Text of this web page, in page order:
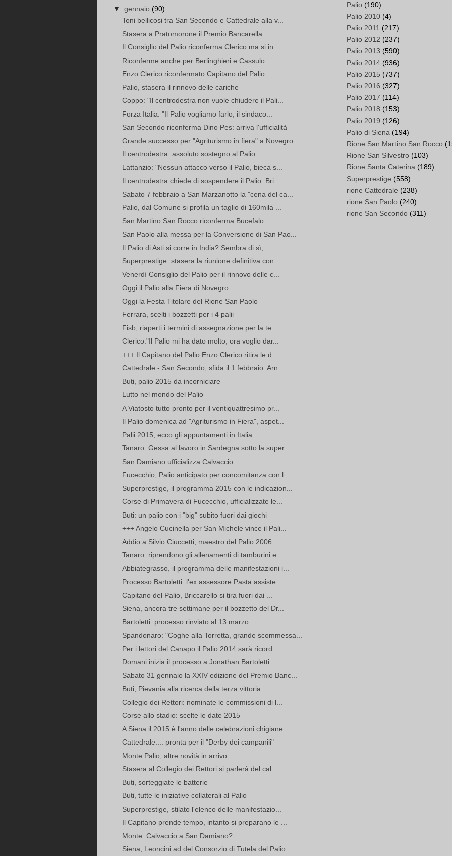
▼ gennaio (90)
Toni bellicosi tra San Secondo e Cattedrale alla v...
Stasera a Pratomorone il Premio Bancarella
Il Consiglio del Palio riconferma Clerico ma si in...
Riconferme anche per Berlinghieri e Cassulo
Enzo Clerico riconfermato Capitano del Palio
Palio, stasera il rinnovo delle cariche
Coppo: "Il centrodestra non vuole chiudere il Pali...
Forza Italia: "Il Palio vogliamo farlo, il sindaco...
San Secondo riconferma Dino Pes: arriva l'ufficialità
Grande successo per "Agriturismo in fiera" a Novegro
Il centrodestra: assoluto sostegno al Palio
Lattanzio: "Nessun attacco verso il Palio, bieca s...
Il centrodestra chiede di sospendere il Palio. Bri...
Sabato 7 febbraio a San Marzanotto la "cena del ca...
Palio, dal Comune si profila un taglio di 160mila ...
San Martino San Rocco riconferma Bucefalo
San Paolo alla messa per la Conversione di San Pao...
Il Palio di Asti si corre in India? Sembra di sì, ...
Superprestige: stasera la riunione definitiva con ...
Venerdì Consiglio del Palio per il rinnovo delle c...
Oggi il Palio alla Fiera di Novegro
Oggi la Festa Titolare del Rione San Paolo
Ferrara, scelti i bozzetti per i 4 palii
Fisb, riaperti i termini di assegnazione per la te...
Clerico:"Il Palio mi ha dato molto, ora voglio dar...
+++ Il Capitano del Palio Enzo Clerico ritira le d...
Cattedrale - San Secondo, sfida il 1 febbraio. Arn...
Buti, palio 2015 da incorniciare
Lutto nel mondo del Palio
A Viatosto tutto pronto per il ventiquattresimo pr...
Il Palio domenica ad "Agriturismo in Fiera", aspet...
Palii 2015, ecco gli appuntamenti in Italia
Tanaro: Gessa al lavoro in Sardegna sotto la super...
San Damiano ufficializza Calvaccio
Fucecchio, Palio anticipato per concomitanza con l...
Superprestige, il programma 2015 con le indicazion...
Corse di Primavera di Fucecchio, ufficializzate le...
Buti: un palio con i "big" subito fuori dai giochi
+++ Angelo Cucinella per San Michele vince il Pali...
Addio a Silvio Ciuccetti, maestro del Palio 2006
Tanaro: riprendono gli allenamenti di tamburini e ...
Abbiategrasso, il programma delle manifestazioni i...
Processo Bartoletti: l'ex assessore Pasta assiste ...
Capitano del Palio, Briccarello si tira fuori dai ...
Siena, ancora tre settimane per il bozzetto del Dr...
Bartoletti: processo rinviato al 13 marzo
Spandonaro: "Coghe alla Torretta, grande scommessa...
Per i lettori del Canapo il Palio 2014 sarà ricord...
Domani inizia il processo a Jonathan Bartoletti
Sabato 31 gennaio la XXIV edizione del Premio Banc...
Buti, Pievania alla ricerca della terza vittoria
Collegio dei Rettori: nominate le commissioni di l...
Corse allo stadio: scelte le date 2015
A Siena il 2015 è l'anno delle celebrazioni chigiane
Cattedrale.... pronta per il "Derby dei campanili"
Monte Palio, altre novità in arrivo
Stasera al Collegio dei Rettori si parlerà del cal...
Buti, sorteggiate le batterie
Buti, tutte le iniziative collaterali al Palio
Superprestige, stilato l'elenco delle manifestazio...
Il Capitano prende tempo, intanto si preparano le ...
Monte: Calvaccio a San Damiano?
Siena, Leoncini ad del Consorzio di Tutela del Palio
Palio (190)
Palio 2010 (4)
Palio 2011 (217)
Palio 2012 (237)
Palio 2013 (590)
Palio 2014 (936)
Palio 2015 (737)
Palio 2016 (327)
Palio 2017 (114)
Palio 2018 (153)
Palio 2019 (126)
Palio di Siena (194)
Rione San Martino San Rocco
Rione San Silvestro (103)
Rione Santa Caterina (189)
Superprestige (558)
rione Cattedrale (238)
rione San Paolo (240)
rione San Secondo (311)